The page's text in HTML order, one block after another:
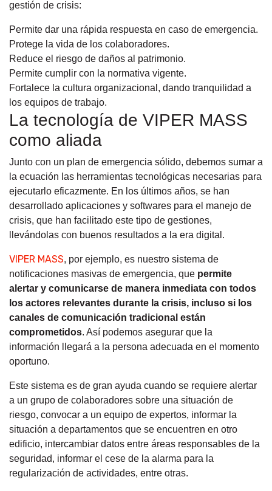
gestión de crisis:
Permite dar una rápida respuesta en caso de emergencia.
Protege la vida de los colaboradores.
Reduce el riesgo de daños al patrimonio.
Permite cumplir con la normativa vigente.
Fortalece la cultura organizacional, dando tranquilidad a
los equipos de trabajo.
La tecnología de VIPER MASS
como aliada
Junto con un plan de emergencia sólido, debemos sumar a
la ecuación las herramientas tecnológicas necesarias para
ejecutarlo eficazmente. En los últimos años, se han
desarrollado aplicaciones y softwares para el manejo de
crisis, que han facilitado este tipo de gestiones,
llevándolas con buenos resultados a la era digital.
VIPER MASS, por ejemplo, es nuestro sistema de
notificaciones masivas de emergencia, que permite
alertar y comunicarse de manera inmediata con todos
los actores relevantes durante la crisis, incluso si los
canales de comunicación tradicional están
comprometidos. Así podemos asegurar que la
información llegará a la persona adecuada en el momento
oportuno.
Este sistema es de gran ayuda cuando se requiere alertar
a un grupo de colaboradores sobre una situación de
riesgo, convocar a un equipo de expertos, informar la
situación a departamentos que se encuentren en otro
edificio, intercambiar datos entre áreas responsables de la
seguridad, informar el cese de la alarma para la
regularización de actividades, entre otras.